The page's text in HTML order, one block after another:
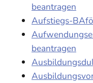
beantragen
Aufstiegs-
beantragen